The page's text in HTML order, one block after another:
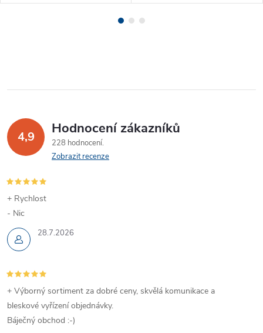
4,9 Hodnocení zákazníků
228 hodnocení
Zobrazit recenze
28.7.2026
+ Rychlost
- Nic
+ Výborný sortiment za dobré ceny, skvělá komunikace a
bleskové vyřízení objednávky.
Báječný obchod :-)